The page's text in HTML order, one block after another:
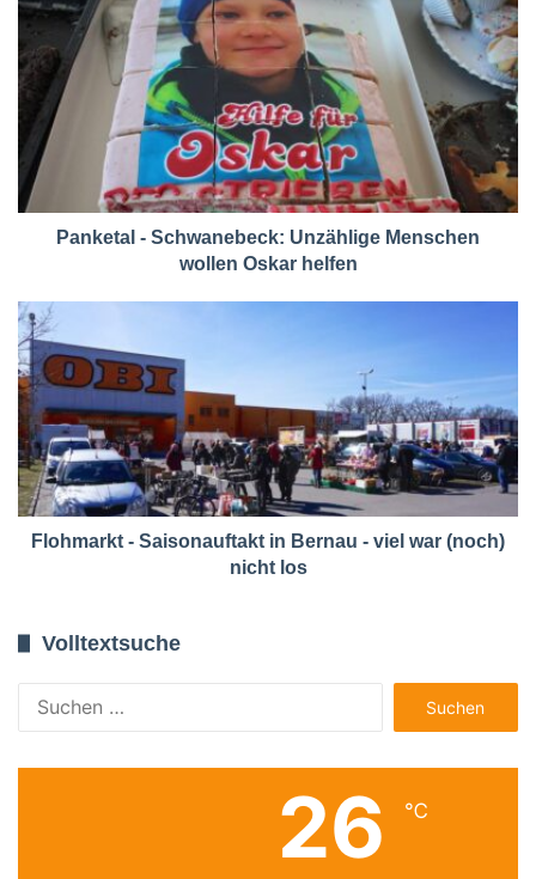
Panketal - Schwanebeck: Unzählige Menschen
wollen Oskar helfen
Flohmarkt - Saisonauftakt in Bernau - viel war (noch)
nicht los
Volltextsuche
nach:
26 ℃